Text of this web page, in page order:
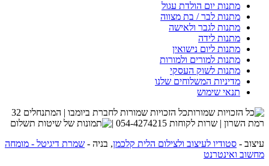
מתנות יום הולדת עגול
מתנות לבר / בת מצווה
מתנות לגבר ולאישה
מתנות לידה
מתנות ליום נישואין
מתנות למורים ולמורות
מתנות לשוק העסקי
מדיניות המשלוחים שלנו
תנאי שימוש
כל הזכויות שמורות לחברת ביומבו | המתנחלים 32
רמת השרון | שרות לקוחות 054-4274215 |
עיצוב - סטודיו לעיצוב ולצילום הלית קלכמן, בניה - שמרת דיגיטל - מומחה
מחשוב ואינטרנט